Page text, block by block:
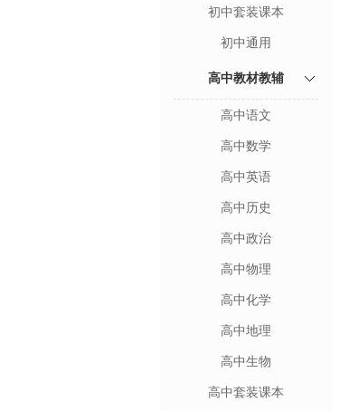
初中套装课本
初中通用
高中教材教辅
高中语文
高中数学
高中英语
高中历史
高中政治
高中物理
高中化学
高中地理
高中生物
高中套装课本